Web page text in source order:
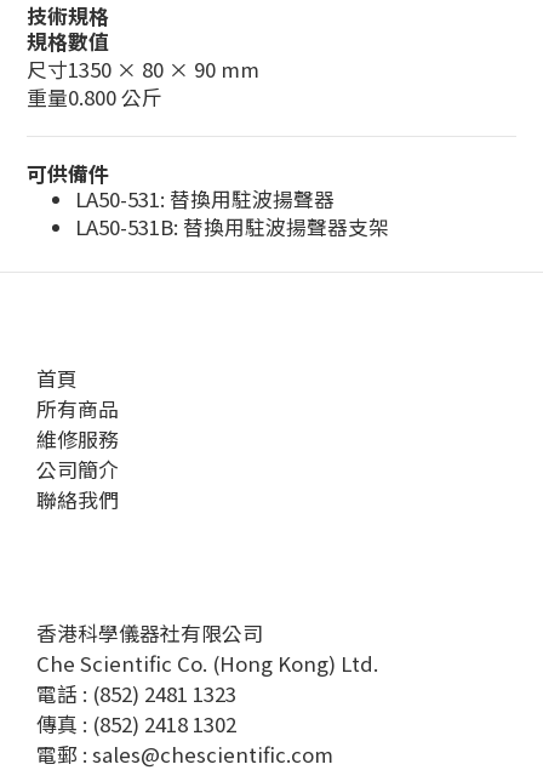
技術規格
規格數值
尺寸1350 × 80 × 90 mm
重量0.800 公斤
可供備件
LA50-531: 替換用駐波揚聲器
LA50-531B: 替換用駐波揚聲器支架
首頁
所有商品
維修服務
公司簡介
聯絡我們
香港科學儀器社有限公司
Che Scientific Co. (Hong Kong) Ltd.
電話 : (852) 2481 1323
傳真 : (852) 2418 1302
電郵 : sales@chescientific.com